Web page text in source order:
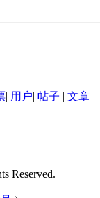
| 用户| 帖子 | 文章
Reserved.